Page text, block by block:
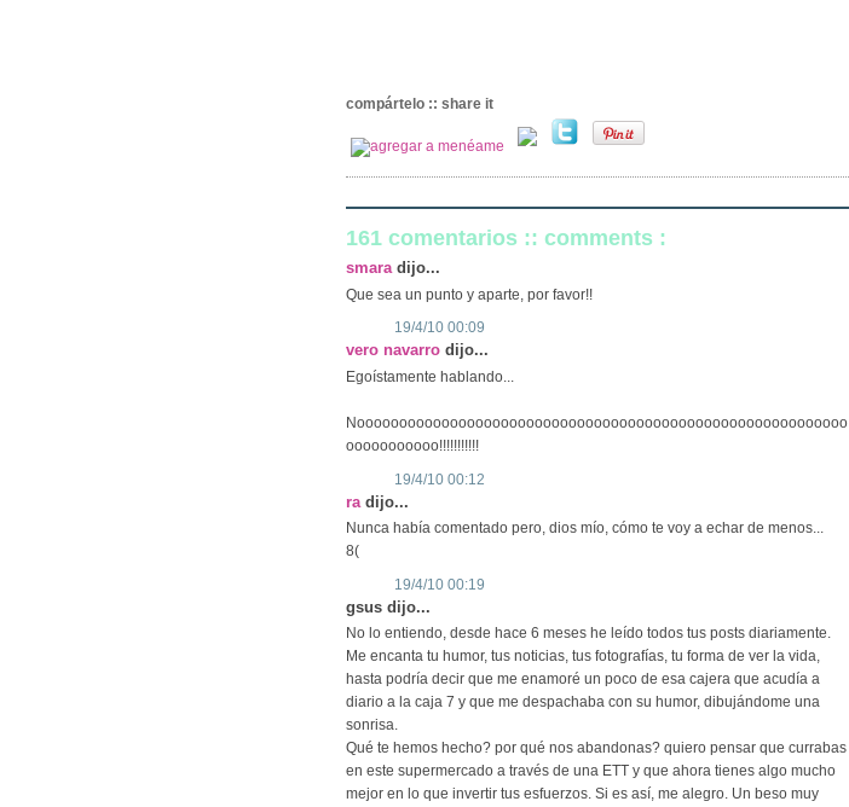
compártelo :: share it
161 comentarios :: comments :
smara dijo...
Que sea un punto y aparte, por favor!!
19/4/10 00:09
vero navarro dijo...
Egoístamente hablando...
Noooooooooooooooooooooooooooooooooooooooooooooooooooooooooo
ooooooooooo!!!!!!!!!!!
19/4/10 00:12
ra dijo...
Nunca había comentado pero, dios mío, cómo te voy a echar de menos...
8(
19/4/10 00:19
gsus dijo...
No lo entiendo, desde hace 6 meses he leído todos tus posts diariamente.
Me encanta tu humor, tus noticias, tus fotografías, tu forma de ver la vida,
hasta podría decir que me enamoré un poco de esa cajera que acudía a
diario a la caja 7 y que me despachaba con su humor, dibujándome una
sonrisa.
Qué te hemos hecho? por qué nos abandonas? quiero pensar que currabas
en este supermercado a través de una ETT y que ahora tienes algo mucho
mejor en lo que invertir tus esfuerzos. Si es así, me alegro. Un beso muy